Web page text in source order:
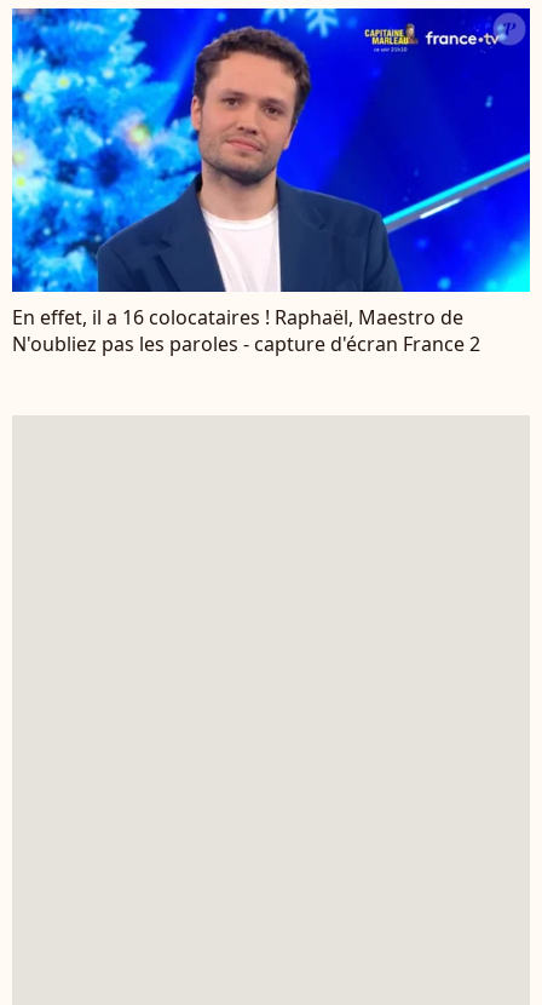
En effet, il a 16 colocataires ! Raphaël, Maestro de
N'oubliez pas les paroles - capture d'écran France 2